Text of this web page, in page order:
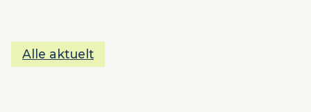
Alle aktuelt